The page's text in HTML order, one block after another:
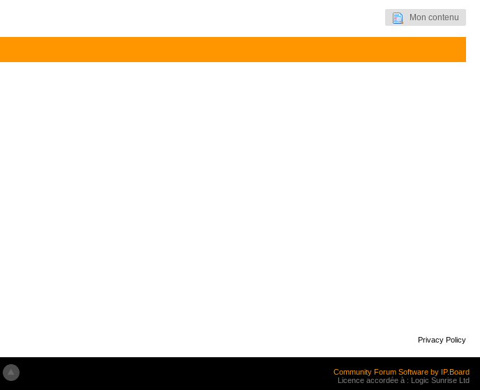
Mon contenu
Privacy Policy
Community Forum Software by IP.Board
Licence accordée à : Logic Sunrise Ltd